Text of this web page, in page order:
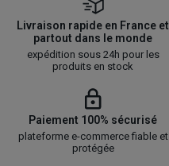
Livraison rapide en France et
partout dans le monde
expédition sous 24h pour les
produits en stock
Paiement 100% sécurisé
plateforme e-commerce fiable et
protégée